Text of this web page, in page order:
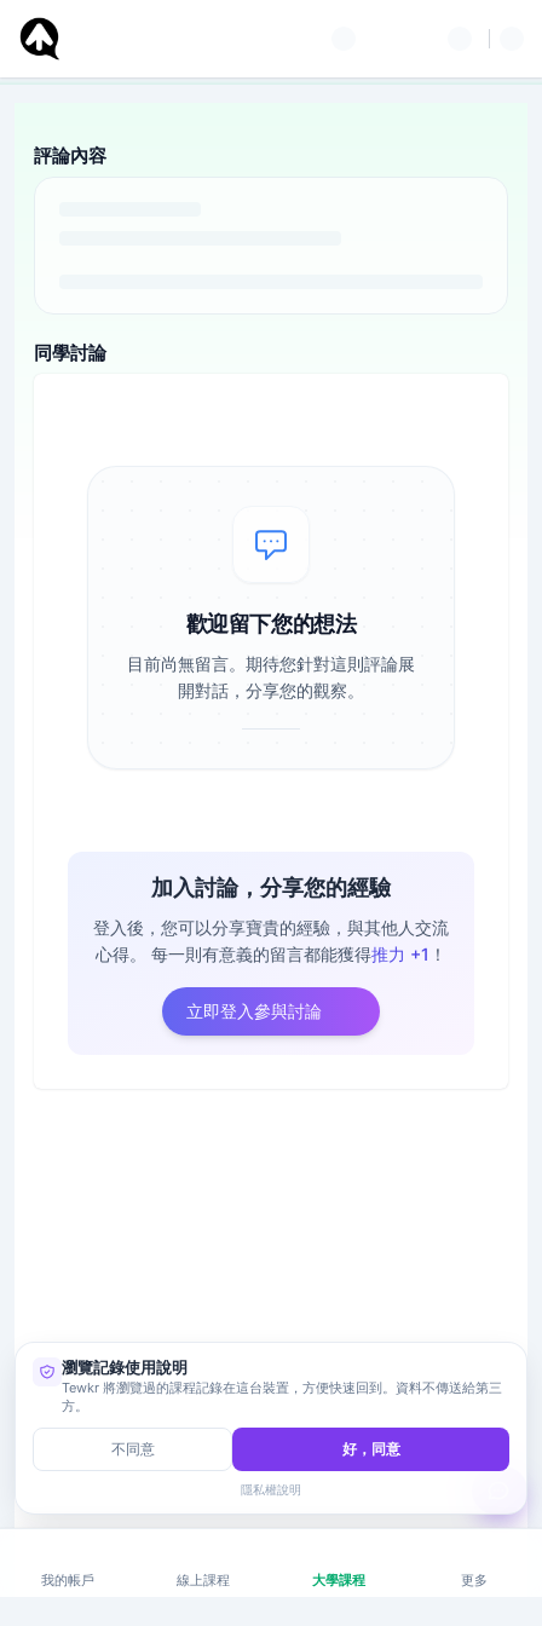
評論內容
同學討論
歡迎留下您的想法
目前尚無留言。期待您針對這則評論展
開對話，分享您的觀察。
加入討論，分享您的經驗
登入後，您可以分享寶貴的經驗，與其他人交流
心得。
每一則有意義的留言都能獲得推力 +1 ！
立即登入參與討論
我的帳戶 線上課程 大學課程 更多
瀏覽記錄使用說明
Tewkr 將瀏覽過的課程記錄在這台裝置，方便快速回到。資料不傳送給第三
方。
不同意 好，同意
隱私權說明